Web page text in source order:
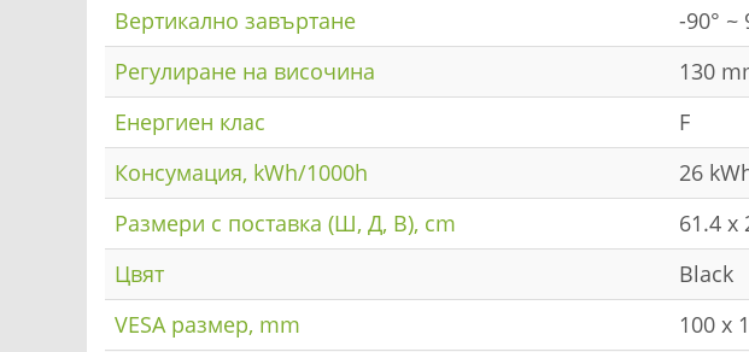
Вертикално завъртане
-90° ~
Регулиране на височина
130
Енергиен клас
F
Консумация, kWh/1000h
26
Размери с поставка (Ш, Д, В), cm
61.4 x
Цвят
Black
VESA размер, mm
100 x